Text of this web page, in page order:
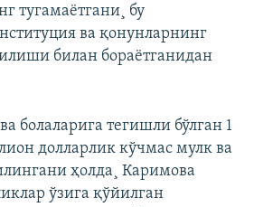
тугамаëтгани¸ бу
ва қонунларнинг
билан бораëтганидан
болаларига тегишли бўлган 1
долларлик кўчмас мулк ва
ҳолда¸ Каримова
ўзига қўйилган